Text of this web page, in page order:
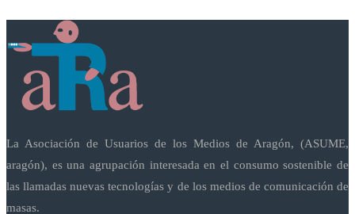
La Asociación de Usuarios de los Medios de Aragón, (ASUME,
aragón), es una agrupación interesada en el consumo sostenible de
las llamadas nuevas tecnologías y de los medios de comunicación de
masas.